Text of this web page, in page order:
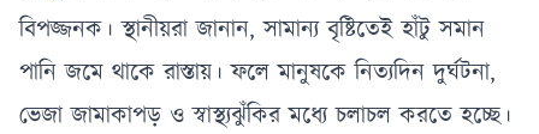
বিপজ্জনক। স্থানীয়রা জানান, সামান্য বৃষ্টিতেই হাঁটু সমান
পানি জমে থাকে রাস্তায়। ফলে মানুষকে নিত্যদিন দুর্ঘটনা,
ভেজা জামাকাপড় ও স্বাস্থ্যঝুঁকির মধ্যে চলাচল করতে হচ্ছে।